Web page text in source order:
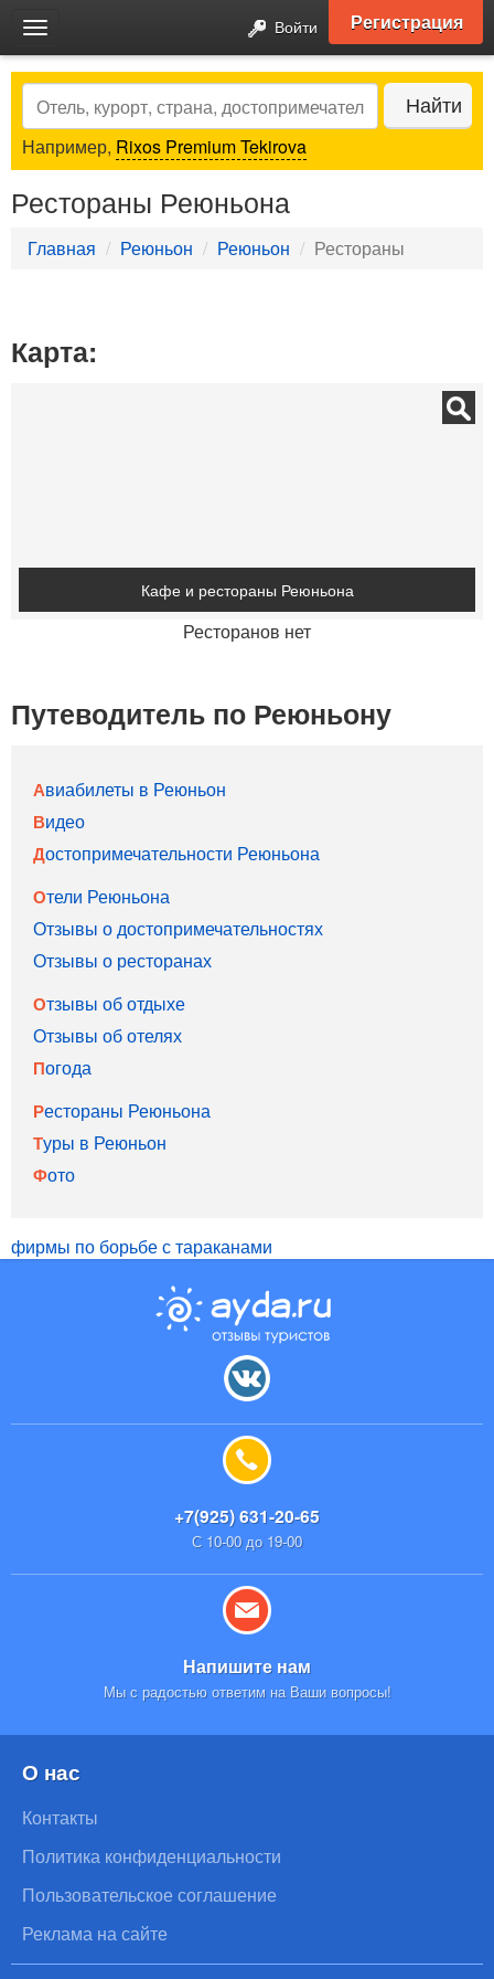
Toggle
navigation
Войти Регистрация
Search Найти
Например, Rixos Premium Tekirova
Рестораны Реюньона
Главная Реюньон Реюньон Рестораны
Карта:
Кафе и рестораны Реюньона
Ресторанов нет
Путеводитель по Реюньону
Авиабилеты в Реюньон
Видео
Достопримечательности Реюньона
Отели Реюньона
Отзывы о достопримечательностях
Отзывы о ресторанах
Отзывы об отдыхе
Отзывы об отелях
Погода
Рестораны Реюньона
Туры в Реюньон
Фото
фирмы по борьбе с тараканами
+7(925) 631-20-65
С 10-00 до 19-00
Напишите нам
Мы с радостью ответим на Ваши вопросы!
О нас
Контакты
Политика конфиденциальности
Пользовательское соглашение
Реклама на сайте